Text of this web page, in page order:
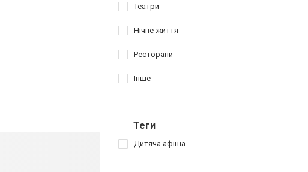
Театри
Нічне життя
Ресторани
Інше
Теги
Дитяча афіша